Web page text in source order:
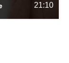
21:10